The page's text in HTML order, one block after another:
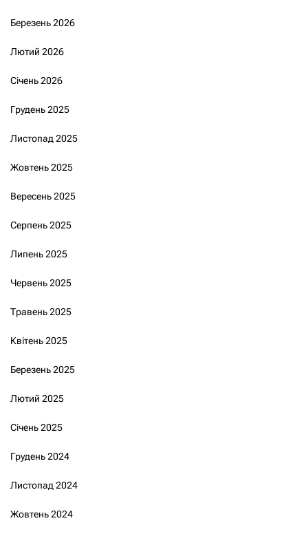
Березень 2026
Лютий 2026
Січень 2026
Грудень 2025
Листопад 2025
Жовтень 2025
Вересень 2025
Серпень 2025
Липень 2025
Червень 2025
Травень 2025
Квітень 2025
Березень 2025
Лютий 2025
Січень 2025
Грудень 2024
Листопад 2024
Жовтень 2024